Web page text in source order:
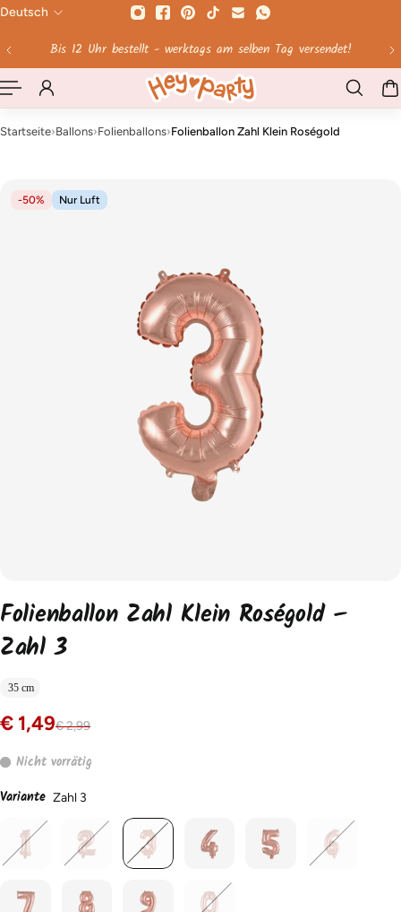
Ab 60 € Versandkosten geschenkt!
Deutsch
Startseite›Ballons›Folienballons›Folienballon Zahl Klein Roségold
-50% Nur Luft
Folienballon Zahl Klein Roségold –
Zahl 3
35 cm
€ 1,49€ 2,99
Nicht vorrätig
Variante Zahl 3